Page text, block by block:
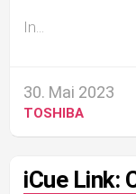
In...
30. Mai 2023
TOSHIBA
iCue Link: